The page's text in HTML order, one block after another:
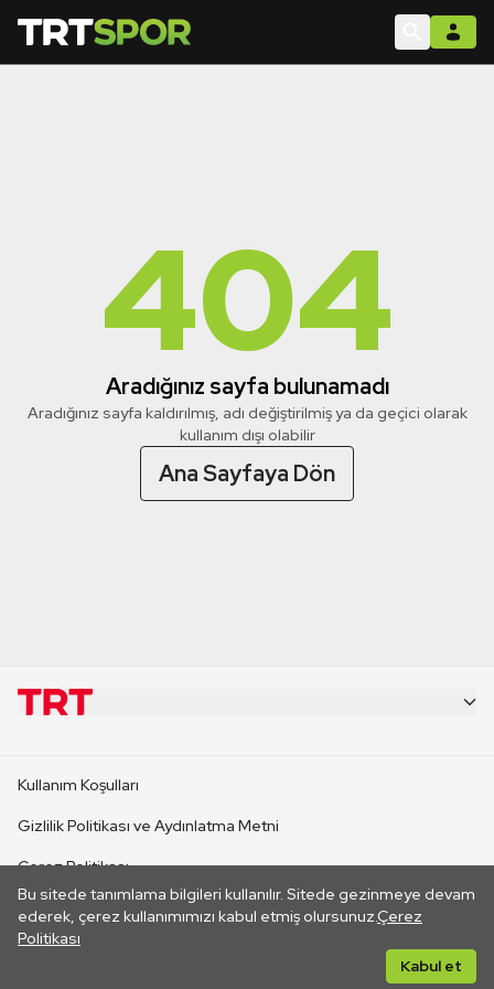
404
Aradığınız sayfa bulunamadı
Aradığınız sayfa kaldırılmış, adı değiştirilmiş ya da geçici olarak
kullanım dışı olabilir
Ana Sayfaya Dön
Bu sitede tanımlama bilgileri kullanılır. Sitede gezinmeye devam
ederek, çerez kullanımımızı kabul etmiş olursunuz.Çerez
Politikası
Kabul et
CANLI YAYINLAR
Kullanım Koşulları
Gizlilik Politikası ve Aydınlatma Metni
Çerez Politikası
İletişim
Her hakkı saklıdır. ©2026 TRT. Bağlantı yoluyla gidilen dış